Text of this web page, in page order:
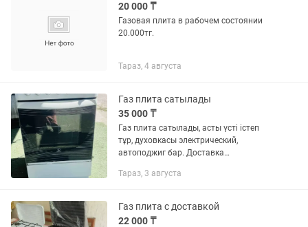
20 000 ₸
Газовая плита в рабочем состоянии
20.000тг.
Тараз, 4 августа
Газ плита сатылады
35 000 ₸
Газ плита сатылады, асты үсті істеп
тұр, духовкасы электрический,
автоподжиг бар. Доставка
Тараз, 3 августа
Газ плита с доставкой
22 000 ₸